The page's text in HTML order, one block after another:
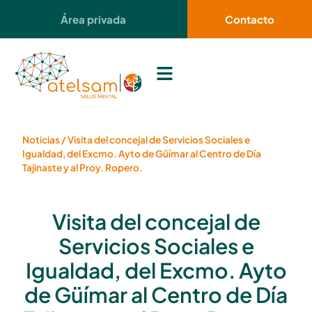
Área privada Contacto
Noticias/Visita del concejal de Servicios Sociales e
Igualdad, del Excmo. Ayto de Güímar al Centro de Día
Tajinaste y al Proy. Ropero.
Visita del concejal de
Servicios Sociales e
Igualdad, del Excmo. Ayto
de Güímar al Centro de Día